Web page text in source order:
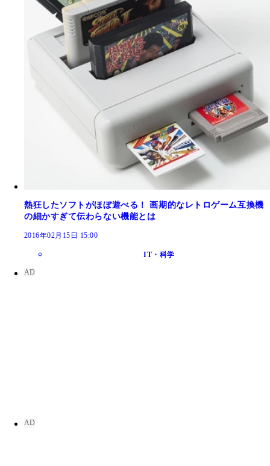
熱狂したソフトがほぼ遊べる！ 画期的なレトロゲーム互換機
の細かすぎて伝わらない機能とは
2016年02月15日 15:00
IT・科学